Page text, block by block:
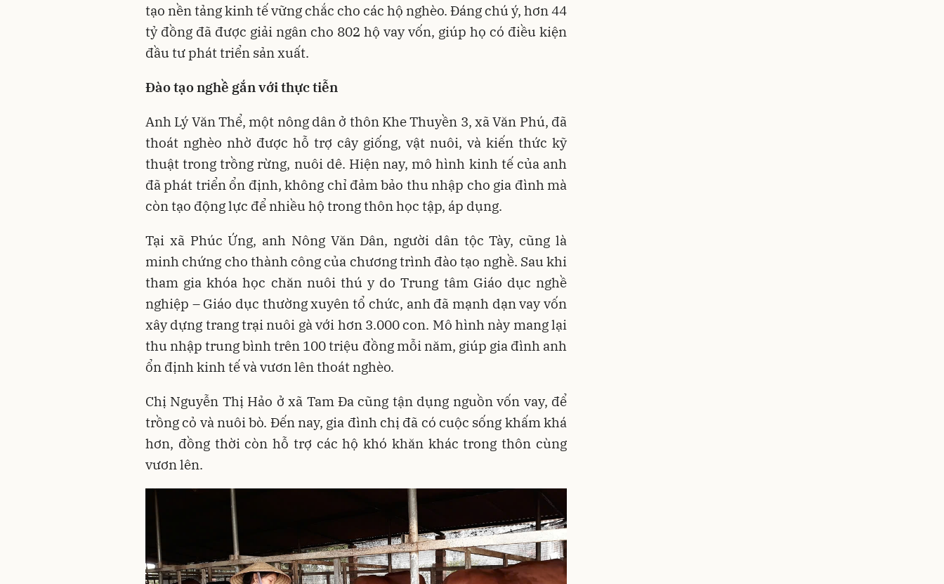
tạo nền tảng kinh tế vững chắc cho các hộ nghèo. Đáng chú ý, hơn 44
tỷ đồng đã được giải ngân cho 802 hộ vay vốn, giúp họ có điều kiện
đầu tư phát triển sản xuất.
Đào tạo nghề gắn với thực tiễn
Anh Lý Văn Thể, một nông dân ở thôn Khe Thuyền 3, xã Văn Phú, đã
thoát nghèo nhờ được hỗ trợ cây giống, vật nuôi, và kiến thức kỹ
thuật trong trồng rừng, nuôi dê. Hiện nay, mô hình kinh tế của anh
đã phát triển ổn định, không chỉ đảm bảo thu nhập cho gia đình mà
còn tạo động lực để nhiều hộ trong thôn học tập, áp dụng.
Tại xã Phúc Ứng, anh Nông Văn Dân, người dân tộc Tày, cũng là
minh chứng cho thành công của chương trình đào tạo nghề. Sau khi
tham gia khóa học chăn nuôi thú y do Trung tâm Giáo dục nghề
nghiệp – Giáo dục thường xuyên tổ chức, anh đã mạnh dạn vay vốn
xây dựng trang trại nuôi gà với hơn 3.000 con. Mô hình này mang lại
thu nhập trung bình trên 100 triệu đồng mỗi năm, giúp gia đình anh
ổn định kinh tế và vươn lên thoát nghèo.
Chị Nguyễn Thị Hảo ở xã Tam Đa cũng tận dụng nguồn vốn vay, để
trồng cỏ và nuôi bò. Đến nay, gia đình chị đã có cuộc sống khấm khá
hơn, đồng thời còn hỗ trợ các hộ khó khăn khác trong thôn cùng
vươn lên.